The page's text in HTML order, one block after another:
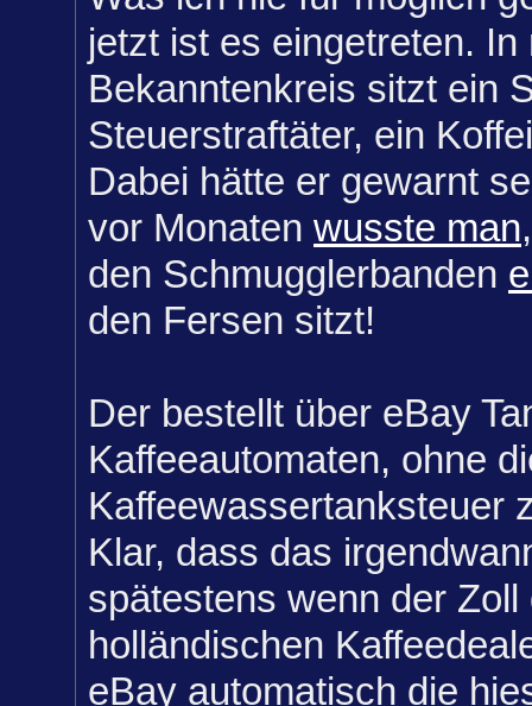
jetzt ist es eingetreten.
Bekanntenkreis sitzt ein
Steuerstraftäter, ein
Dabei hätte er gewarnt
vor Monaten wusste man
den Schmugglerbanden
den Fersen sitzt!
Der bestellt über eBay
Kaffeeautomaten, ohne
Kaffeewassertanksteuer
Klar, dass das
spätestens wenn der
holländischen
eBay automatisch die